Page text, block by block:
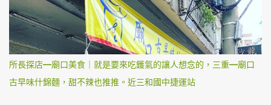
所長探店—廟口美食｜就是要來吃鑊氣的讓人想念的，三重—廟口
古早味什錦麵，甜不辣也推推。近三和國中捷運站